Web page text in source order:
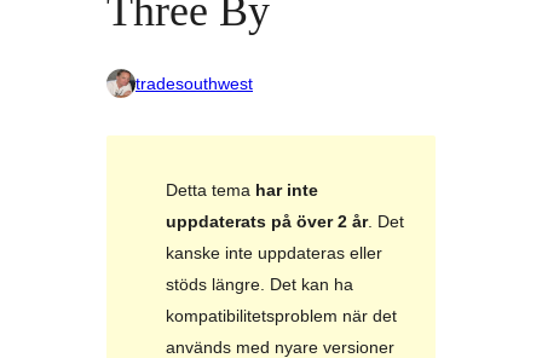
Three By
tradesouthwest
Detta tema har inte
uppdaterats på över 2 år. Det
kanske inte uppdateras eller
stöds längre. Det kan ha
kompatibilitetsproblem när det
används med nyare versioner